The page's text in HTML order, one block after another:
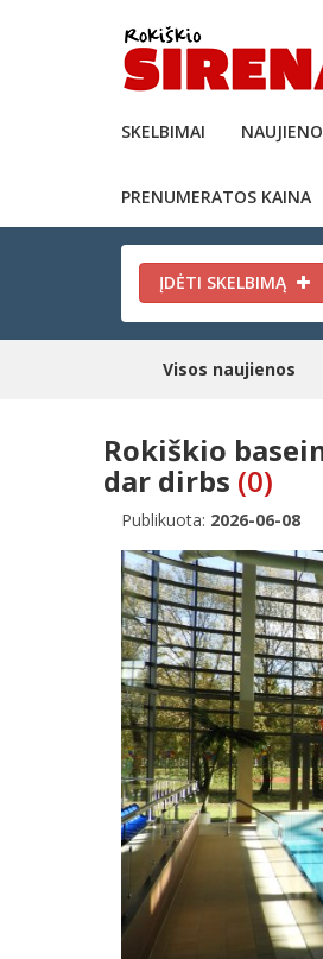
SKELBIMAI
PRENUMERATOS KAINA
ĮDĖTI SKELBIMĄ
Visos naujienos
Rokiškio
dar dirbs (0)
Publikuota: 2026-06-08